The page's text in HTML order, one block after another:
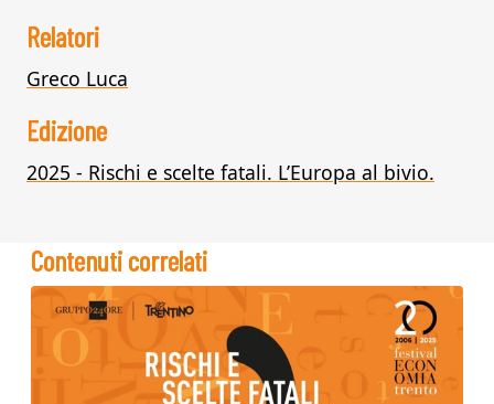
Relatori
Greco Luca
Edizione
2025 - Rischi e scelte fatali. L’Europa al bivio.
Contenuti correlati